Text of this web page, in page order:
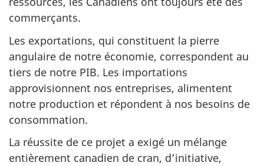
commerçants.
Les exportations, qui constituent la pierre
angulaire de notre économie, correspondent au
tiers de notre PIB. Les importations
approvisionnent nos entreprises, alimentent
notre production et répondent à nos besoins de
consommation.
La réussite de ce projet a exigé un mélange
entièrement canadien de cran, d’initiative,